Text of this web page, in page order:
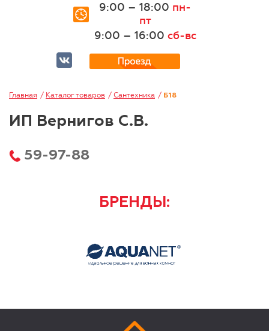
9:00 – 18:00 пн-
пт
9:00 – 16:00 сб-вс
Главная Каталог товаров Сантехника Б18
ИП Вернигов С.В.
59-97-88